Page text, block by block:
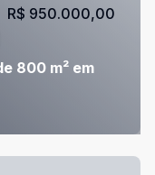
800 m² em
R$ 950.000,00